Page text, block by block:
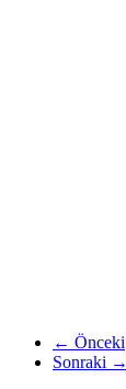
← Önceki
Sonraki →